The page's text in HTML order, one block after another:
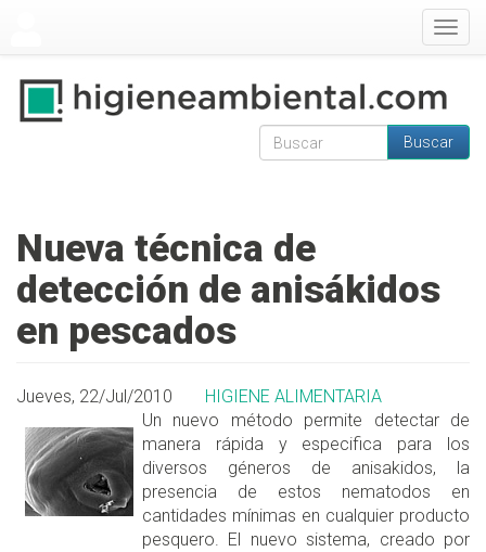
Formulario de
Buscar
Nueva técnica de
detección de anisákidos
en pescados
Jueves, 22/Jul/2010
HIGIENE ALIMENTARIA
Un nuevo método permite detectar de
manera rápida y especifica para los
diversos géneros de anisakidos, la
presencia de estos nematodos en
cantidades mínimas en cualquier producto
pesquero. El nuevo sistema, creado por